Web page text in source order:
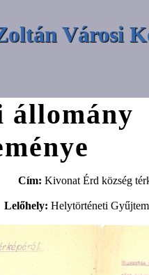
Városi
állomány
Cím: Kivonat Érd község
Lelőhely: Helytörténeti